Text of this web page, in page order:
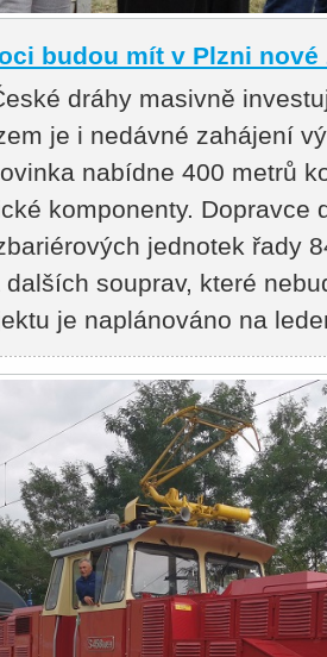
budou mít v Plzni nové
dráhy masivně
je i nedávné zahájení
nabídne 400 metrů
komponenty. Dopravce
jednotek řady
dalších souprav, které
je naplánováno na